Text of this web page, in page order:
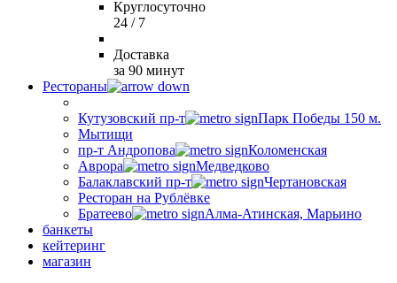
Круглосуточно
24 / 7
Доставка
за 90 минут
Рестораны
Кутузовский пр-т
Парк Победы 150 м.
Мытищи
пр-т Андропова
Коломенская
Аврора
Медведково
Балаклавский пр-т
Чертановская
Ресторан на Рублёвке
Братеево
Алма-Атинская, Марьино
банкеты
кейтеринг
магазин